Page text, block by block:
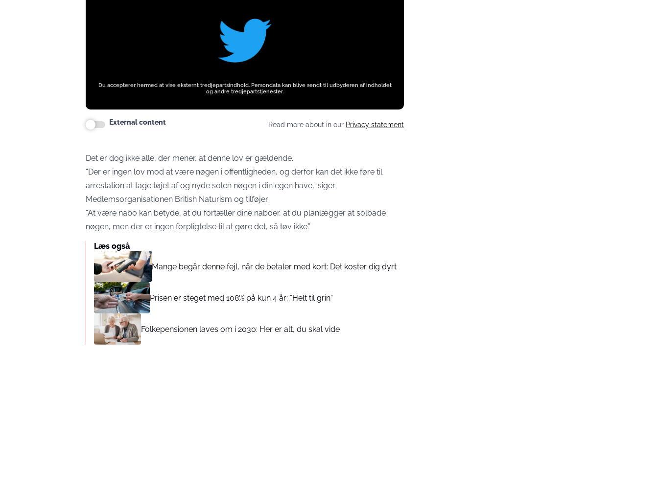
Du accepterer hermed at vise eksternt tredjepartsindhold. Persondata kan blive sendt til udbyderen af indholdet
og andre tredjepartstjenester.
External content Read more about in our Privacy statement
Det er dog ikke alle, der mener, at denne lov er gældende.
“Der er ingen lov mod at være nøgen i offentligheden, og derfor kan det ikke føre til
arrestation at tage tøjet af og nyde solen nøgen i din egen have,” siger
Medlemsorganisationen British Naturism og tilføjer:
“At være nabo kan betyde, at du fortæller dine naboer, at du planlægger at solbade
nøgen, men der er ingen forpligtelse til at gøre det, så tøv ikke.”
Læs også
Mange begår denne fejl, når de betaler med kort: Det koster dig dyrt
Prisen er steget med 108% på kun 4 år: “Helt til grin”
Folkepensionen laves om i 2030: Her er alt, du skal vide